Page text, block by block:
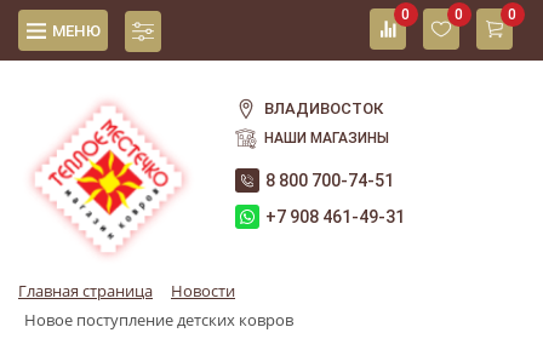
МЕНЮ
0 0 0
ВЛАДИВОСТОК
НАШИ МАГАЗИНЫ
8 800 700-74-51
+7 908 461-49-31
Главная страница
Новости
Новое поступление детских ковров